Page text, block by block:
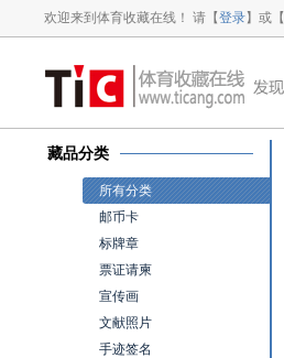
欢迎来到体育收藏在线！ 请【登录】或【
藏品分类
所有分类
邮币卡
标牌章
票证请柬
宣传画
文献照片
手迹签名